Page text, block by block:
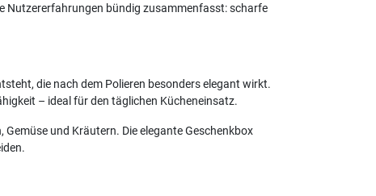
Nutzererfahrungen bündig zusammenfasst: scharfe
die nach dem Polieren besonders elegant wirkt.
– ideal für den täglichen Kücheneinsatz.
und Kräutern. Die elegante Geschenkbox